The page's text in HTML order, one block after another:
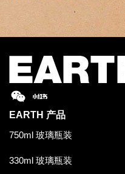
EARTH 产品
750ml 玻璃瓶装
330ml 玻璃瓶装